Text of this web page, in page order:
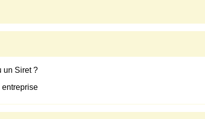
un Siret ?
entreprise